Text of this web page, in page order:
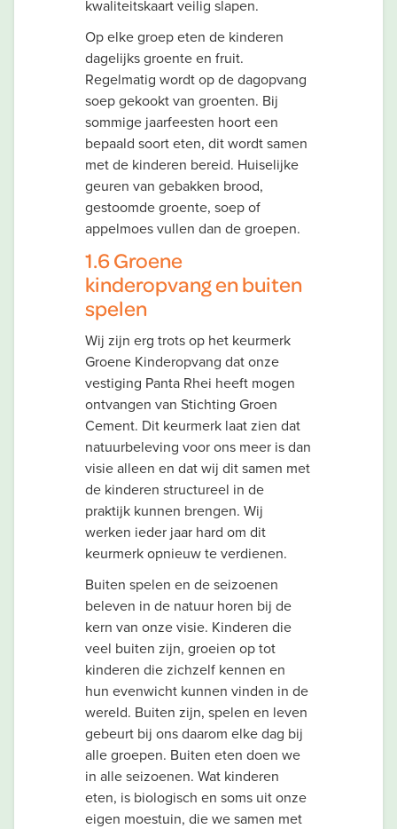
kwaliteitskaart veilig slapen.
Op elke groep eten de kinderen
dagelijks groente en fruit.
Regelmatig wordt op de dagopvang
soep gekookt van groenten. Bij
sommige jaarfeesten hoort een
bepaald soort eten, dit wordt samen
met de kinderen bereid. Huiselijke
geuren van gebakken brood,
gestoomde groente, soep of
appelmoes vullen dan de groepen.
1.6 Groene
kinderopvang en buiten
spelen
Wij zijn erg trots op het keurmerk
Groene Kinderopvang dat onze
vestiging Panta Rhei heeft mogen
ontvangen van Stichting Groen
Cement. Dit keurmerk laat zien dat
natuurbeleving voor ons meer is dan
visie alleen en dat wij dit samen met
de kinderen structureel in de
praktijk kunnen brengen. Wij
werken ieder jaar hard om dit
keurmerk opnieuw te verdienen.
Buiten spelen en de seizoenen
beleven in de natuur horen bij de
kern van onze visie. Kinderen die
veel buiten zijn, groeien op tot
kinderen die zichzelf kennen en
hun evenwicht kunnen vinden in de
wereld. Buiten zijn, spelen en leven
gebeurt bij ons daarom elke dag bij
alle groepen. Buiten eten doen we
in alle seizoenen. Wat kinderen
eten, is biologisch en soms uit onze
eigen moestuin, die we samen met